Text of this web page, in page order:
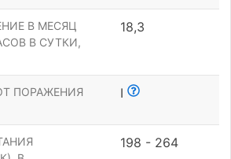
В МЕСЯЦ
В СУТКИ,
18,3
ПОРАЖЕНИЯ
I
198 - 264